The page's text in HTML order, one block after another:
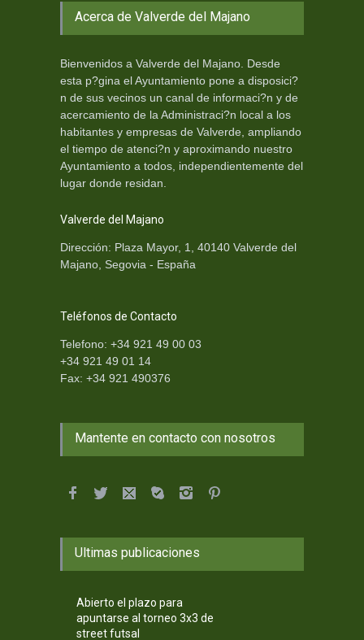
Acerca de Valverde del Majano
Bienvenidos a Valverde del Majano. Desde
esta p?gina el Ayuntamiento pone a disposici?
n de sus vecinos un canal de informaci?n y de
acercamiento de la Administraci?n local a los
habitantes y empresas de Valverde, ampliando
el tiempo de atenci?n y aproximando nuestro
Ayuntamiento a todos, independientemente del
lugar donde residan.
Valverde del Majano
Dirección: Plaza Mayor, 1, 40140 Valverde del
Majano, Segovia - España
Teléfonos de Contacto
Telefono: +34 921 49 00 03
+34 921 49 01 14
Fax: +34 921 490376
Mantente en contacto con nosotros
Ultimas publicaciones
Abierto el plazo para
apuntarse al torneo 3x3 de
street futsal